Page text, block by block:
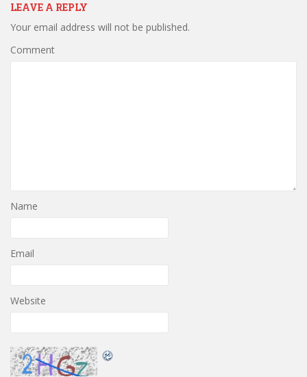
LEAVE A REPLY
Your email address will not be published.
Comment
Name
Email
Website